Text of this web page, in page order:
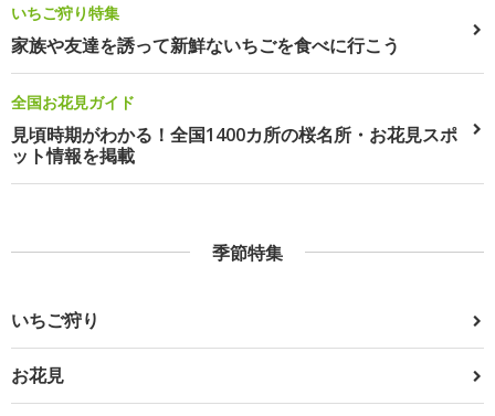
いちご狩り特集
家族や友達を誘って新鮮ないちごを食べに行こう
全国お花見ガイド
見頃時期がわかる！全国1400カ所の桜名所・お花見スポ
ット情報を掲載
季節特集
いちご狩り
お花見